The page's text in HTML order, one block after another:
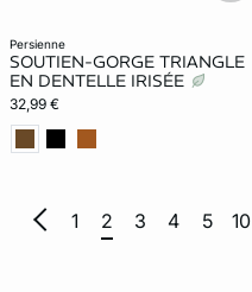
persienne
SOUTIEN-GORGE TRIANGLE
EN DENTELLE IRISÉE
32,99 €
1 2 3 4 5 10